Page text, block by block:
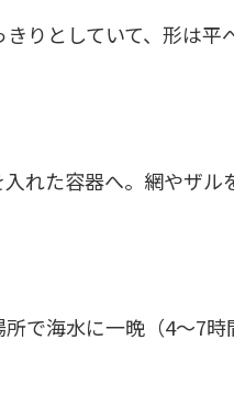
りとしていて、形は平
れた容器へ。網やザル
で海水に一晩（4～7